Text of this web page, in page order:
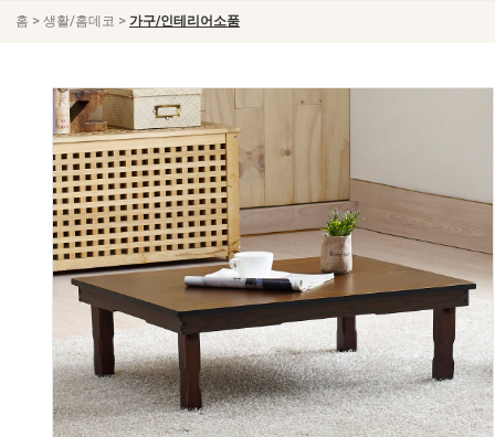
홈 > 생활/홈데코 > 가구/인테리어소품